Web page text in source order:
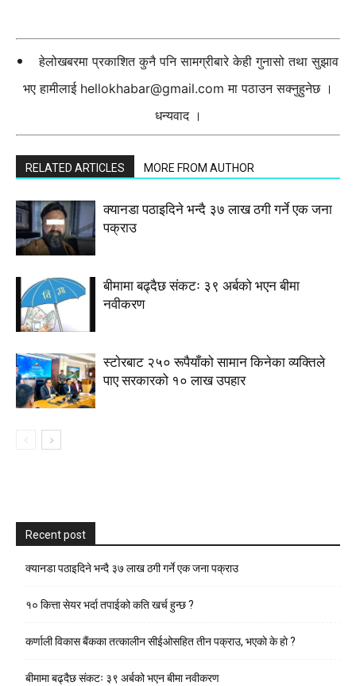
हेलोखबरमा प्रकाशित कुनै पनि सामग्रीबारे केही गुनासो तथा सुझाव
भए हामीलाई hellokhabar@gmail.com मा पठाउन सक्नुहुनेछ ।
धन्यवाद ।
RELATED ARTICLES MORE FROM AUTHOR
क्यानडा पठाइदिने भन्दै ३७ लाख ठगी गर्ने एक जना
पक्राउ
बीमामा बढ्दैछ संकटः ३९ अर्बको भएन बीमा
नवीकरण
स्टाेरबाट २५० रूपैयाँको सामान किनेका व्यक्तिले
पाए सरकारको १० लाख उपहार
Recent post
क्यानडा पठाइदिने भन्दै ३७ लाख ठगी गर्ने एक जना पक्राउ
१० कित्ता सेयर भर्दा तपाईको कति खर्च हुन्छ ?
कर्णाली विकास बैंकका तत्कालीन सीईओसहित तीन पक्राउ, भएकाे के हाे ?
बीमामा बढ्दैछ संकटः ३९ अर्बको भएन बीमा नवीकरण